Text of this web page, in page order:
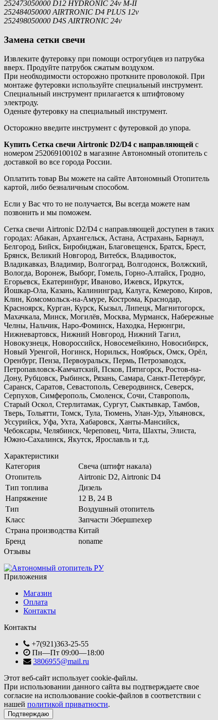
252473050000 D12 HYDRONIC 24v M-II
252484050000 AIRTRONIC D4 PLUS 12v
252498050000 D4S AIRTRONIC 24v
Замена сетки свечи
Извлеките футеровку при помощи острогубцев из патрубка
вверх. Продуйте патрубок сжатым воздухом.
При необходимости осторожно проткните проволокой. При
монтаже футеровки используйте специальный инструмент.
Специальный инструмент прилагается к штифтовому
электроду.
Оденьте футеровку на специальный инструмент.
Осторожно введите инструмент с футеровкой до упора.
Купить Сетка свечи Airtronic D2/D4 с направляющей с
номером 252069100102 в магазине Автономный отопитель с
доставкой во все города России.
Оплатить товар Вы можете на сайте Автономный Отопитель
картой, либо безналичным способом.
Если у Вас что то не получается, Вы всегда можете нам
позвонить и мы поможем.
Сетка свечи Airtronic D2/D4 с направляющей доступен в таких
городах: Абакан, Архангельск, Астана, Астрахань, Барнаул,
Белгород, Бийск, Биробиджан, Благовещенск, Братск, Брест,
Брянск, Великий Новгород, Витебск, Владивосток,
Владикавказ, Владимир, Волгоград, Волгодонск, Волжский,
Вологда, Воронеж, Выборг, Гомель, Горно-Алтайск, Гродно,
Егорьевск, Екатеринбург, Иваново, Ижевск, Иркутск,
Йошкар-Ола, Казань, Калининград, Калуга, Кемерово, Киров,
Клин, Комсомольск-на-Амуре, Кострома, Краснодар,
Красноярск, Курган, Курск, Кызыл, Липецк, Магнитогорск,
Махачкала, Минск, Могилёв, Москва, Мурманск, Набережные
Челны, Нальчик, Наро-Фоминск, Находка, Нерюнгри,
Нижневартовск, Нижний Новгород, Нижний Тагил,
Новокузнецк, Новороссийск, Новосемейкино, Новосибирск,
Новый Уренгой, Ногинск, Норильск, Ноябрьск, Омск, Орёл,
Оренбург, Пенза, Первоуральск, Пермь, Петрозаводск,
Петропавловск-Камчатский, Псков, Пятигорск, Ростов-на-
Дону, Рубцовск, Рыбинск, Рязань, Самара, Санкт-Петербург,
Саранск, Саратов, Севастополь, Северодвинск, Северск,
Серпухов, Симферополь, Смоленск, Сочи, Ставрополь,
Старый Оскол, Стерлитамак, Сургут, Сыктывкар, Тамбов,
Тверь, Тольятти, Томск, Тула, Тюмень, Улан-Удэ, Ульяновск,
Уссурийск, Уфа, Ухта, Хабаровск, Ханты-Мансийск,
Чебоксары, Челябинск, Череповец, Чита, Шахты, Элиста,
Южно-Сахалинск, Якутск, Ярославль и т.д.
Характеристики
Категория
Свеча (штифт накала)
Отопитель
Airtronic D2, Airtronic D4
Тип топлива
Дизель
Напряжение
12 В, 24 В
Тип
Воздушный отопитель
Класс
Запчасти Эбершпехер
Страна производства Китай
Бренд
noname
Отзывы
Приложения
Магазин
Оплата
Контакты
Контакты
+7(921)363-25-55
Пн—Пт 09:00—18:00
3806955@mail.ru
Этот веб-сайт использует cookie-файлы.
При использовании данного сайта вы подтверждаете свое
согласие на использование cookie-файлов в соответствии с
нашей политикой приватности.
Подтверждаю